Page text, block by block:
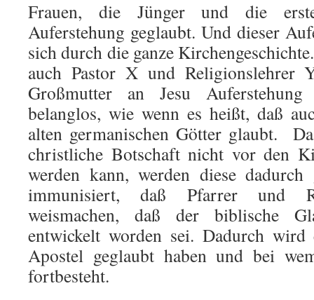
Frauen, die Jünger und die
Auferstehung geglaubt. Und dieser
sich durch die ganze
auch Pastor X und Religionslehrer
Großmutter an Jesu
belanglos, wie wenn es heißt, daß
alten germanischen Götter glaubt.
christliche Botschaft nicht vor den
werden kann, werden diese dadurch
immunisiert, daß Pfarrer und
weismachen, daß der biblische
entwickelt worden sei. Dadurch
Apostel geglaubt haben und bei
fortbesteht.